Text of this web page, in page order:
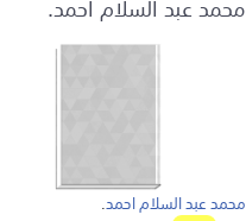
محمد عبد السلام احمد.